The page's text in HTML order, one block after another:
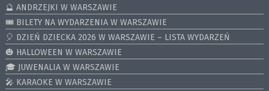
🔮 ANDRZEJKI W WARSZAWIE
🎟️ BILETY NA WYDARZENIA W WARSZAWIE
🎈 DZIEŃ DZIECKA 2026 W WARSZAWIE – LISTA WYDARZEŃ
🎃 HALLOWEEN W WARSZAWIE
🎓 JUWENALIA W WARSZAWIE
🎤 KARAOKE W WARSZAWIE